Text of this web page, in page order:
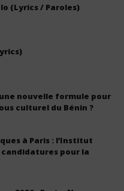
(Lyrics / Paroles)
nouvelle formule pour
culturel du Bénin ?
à Paris : l’Institut
pour la